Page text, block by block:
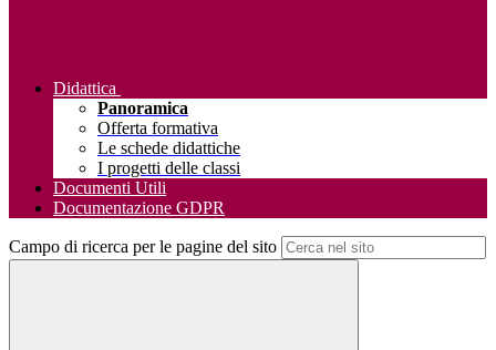
Didattica
Panoramica
Offerta formativa
Le schede didattiche
I progetti delle classi
Documenti Utili
Documentazione GDPR
Campo di ricerca per le pagine del sito